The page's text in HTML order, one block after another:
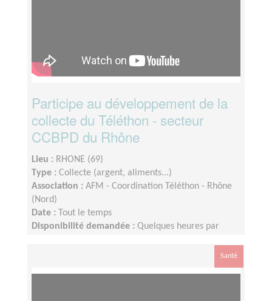
Participe au développement de la
collecte du Téléthon - secteur
CCBPD du Rhône
Lieu : RHONE (69)
Type : Collecte (argent, aliments...)
Association : AFM - Coordination Téléthon - Rhône
(Nord)
Date :
Tout le temps
Disponibilité demandée : Quelques heures par
Santé